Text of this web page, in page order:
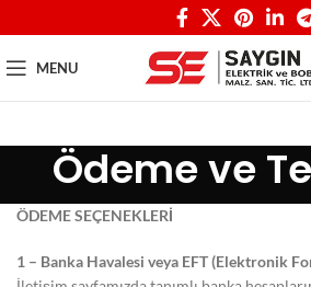
MENU
Ödeme ve
ÖDEME SEÇENEKLERİ
1 – Banka Havalesi veya EFT (Elektronik